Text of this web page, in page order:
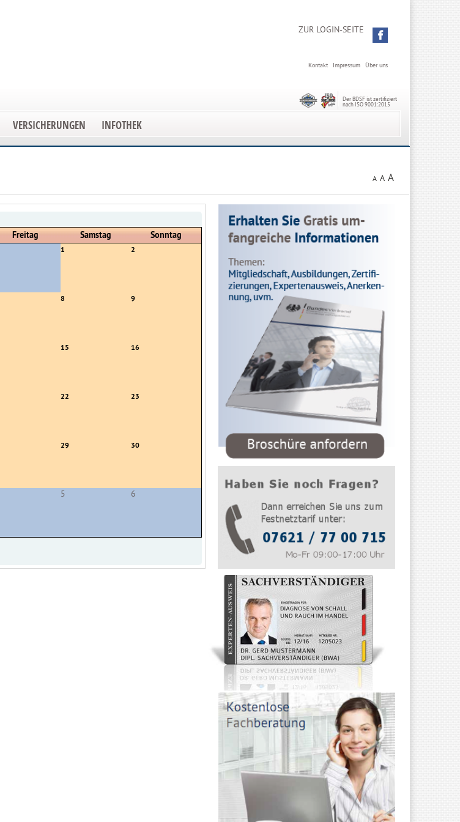
ZUR LOGIN-SEITE
Über uns
Impressum
Kontakt
Der BDSF ist zertifiziert
nach ISO 9001:2015
VERSICHERUNGEN INFOTHEK
A A A
Freitag Samstag Sonntag
1 2
8 9
15 16
22 23
29 30
5 6